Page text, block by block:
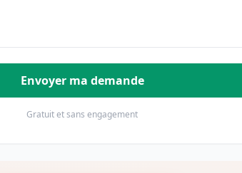
Envoyer ma demande
Gratuit et sans engagement